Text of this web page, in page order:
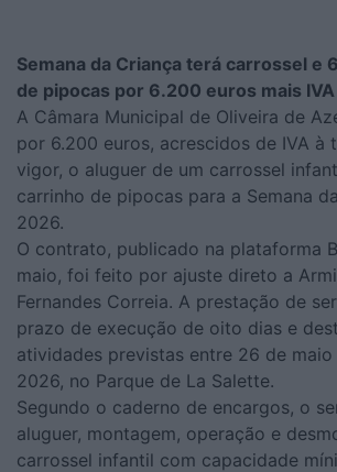
Semana da Criança terá carrossel e
de pipocas por 6.200 euros mais IVA
A Câmara Municipal de Oliveira de
por 6.200 euros, acrescidos de IVA à
vigor, o aluguer de um carrossel
carrinho de pipocas para a Semana
2026.
O contrato, publicado na plataforma
maio, foi feito por ajuste direto a
Fernandes Correia. A prestação de
prazo de execução de oito dias e
atividades previstas entre 26 de
2026, no Parque de La Salette.
Segundo o caderno de encargos, o
aluguer, montagem, operação e
carrossel infantil com capacidade